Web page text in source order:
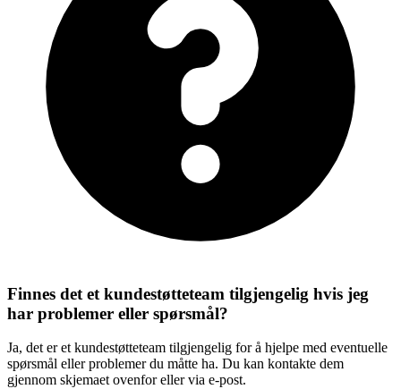
Finnes det et kundestøtteteam tilgjengelig hvis jeg
har problemer eller spørsmål?
Ja, det er et kundestøtteteam tilgjengelig for å hjelpe med eventuelle
spørsmål eller problemer du måtte ha. Du kan kontakte dem
gjennom skjemaet ovenfor eller via e-post.